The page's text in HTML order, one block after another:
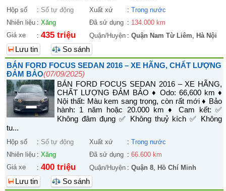
Hộp số : Số tự động Xuất xứ : Trong nước
Nhiên liệu : Xăng Đã sử dụng : 134.000 km
Giá xe
: 435 triệu Quận/Huyện : Quận Nam Từ Liêm, Hà Nội
Lưu tin
So sánh
BÁN FORD FOCUS SEDAN 2016 – XE HÃNG, CHẤT LƯỢNG
ĐẢM BẢO(07/09/2025)
BÁN FORD FOCUS SEDAN 2016 – XE HÃNG,
CHẤT LƯỢNG ĐẢM BẢO ♦ Odo: 66,600 km ♦
Nội thất: Màu kem sang trọng, còn rất mới ♦ Bảo
hành: 1 năm hoặc 20.000 km ♦ Cam kết: ✅
Không đâm đụng ✅ Không thuỷ kích ✅ Không
tu...
Hộp số : Số tự động Xuất xứ : Trong nước
Nhiên liệu : Xăng Đã sử dụng : 66.600 km
Giá xe
: 400 triệu Quận/Huyện : Quận 8, Hồ Chí Minh
Lưu tin So sánh